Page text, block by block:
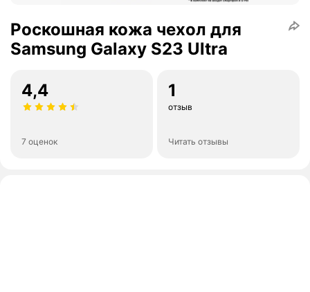
Роскошная кожа чехол для
Samsung Galaxy S23 Ultra
4,4
7 оценок
1
отзыв
Читать отзывы